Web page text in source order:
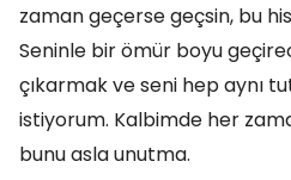
zaman geçerse geçsin, bu
Seninle bir ömür boyu
çıkarmak ve seni hep aynı
istiyorum. Kalbimde her
bunu asla unutma.